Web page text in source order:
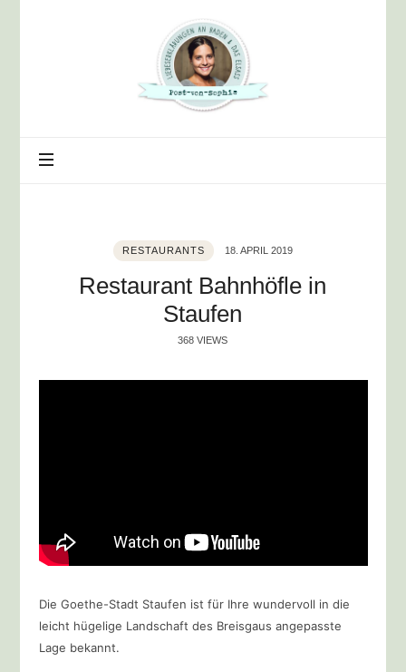
Post
von
Sophie
RESTAURANTS 18. APRIL 2019
Restaurant Bahnhöfle in
Staufen
368 VIEWS
Die Goethe-Stadt Staufen ist für Ihre wundervoll in die
leicht hügelige Landschaft des Breisgaus angepasste
Lage bekannt.